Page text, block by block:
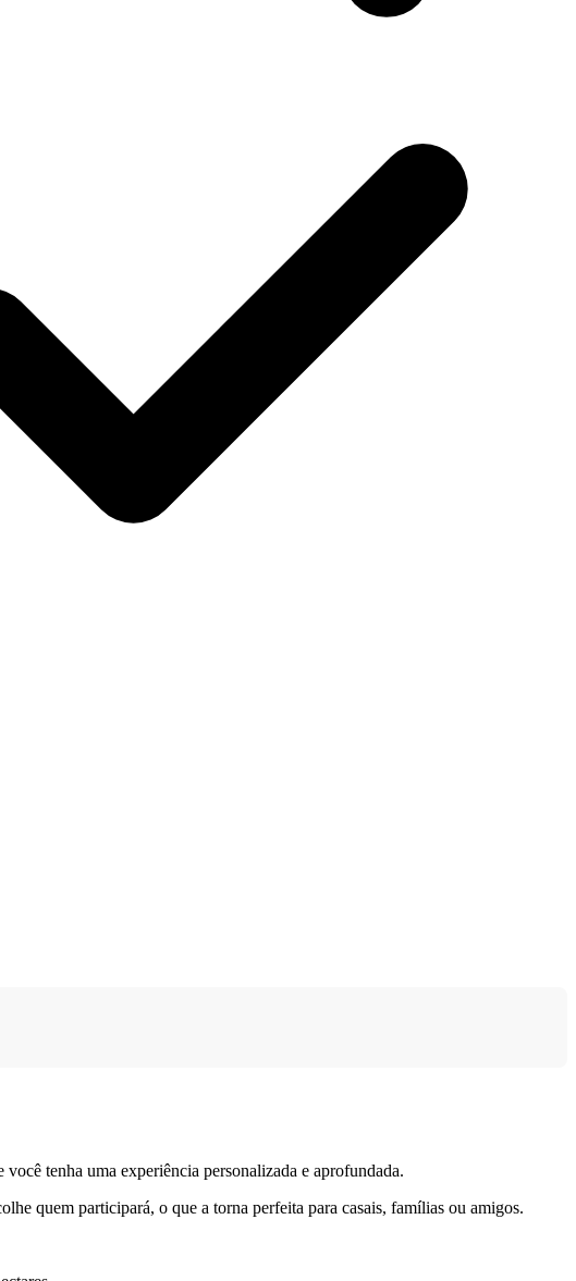
tenha uma experiência personalizada e aprofundada.
quem participará, o que a torna perfeita para casais, famílias ou amigos.